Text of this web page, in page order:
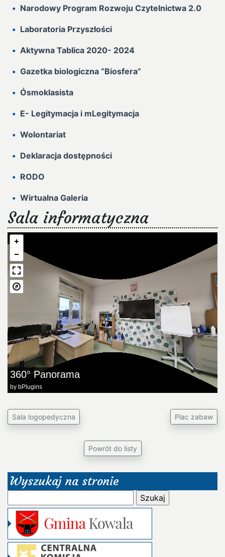
Narodowy Program Rozwoju Czytelnictwa 2.0
Laboratoria Przyszłości
Aktywna Tablica 2020- 2024
Gazetka biologiczna “Biosfera”
Ósmoklasista
E- Legitymacja i mLegitymacja
Wolontariat
Deklaracja dostępności
RODO
Wirtualna Galeria
Sala informatyczna
360° Panorama
by bPlugins
Sala logopedyczna Plac zabaw
Powrót do listy
Wyszukaj na stronie